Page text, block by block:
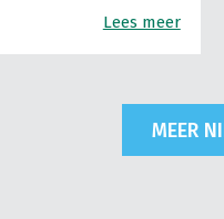
Lees meer
MEER